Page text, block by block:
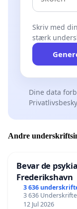
Skriv med
stærk
Dine data
Andre
Bevar de
Frederikshavn
3 636
3 636
12 Jul 2026